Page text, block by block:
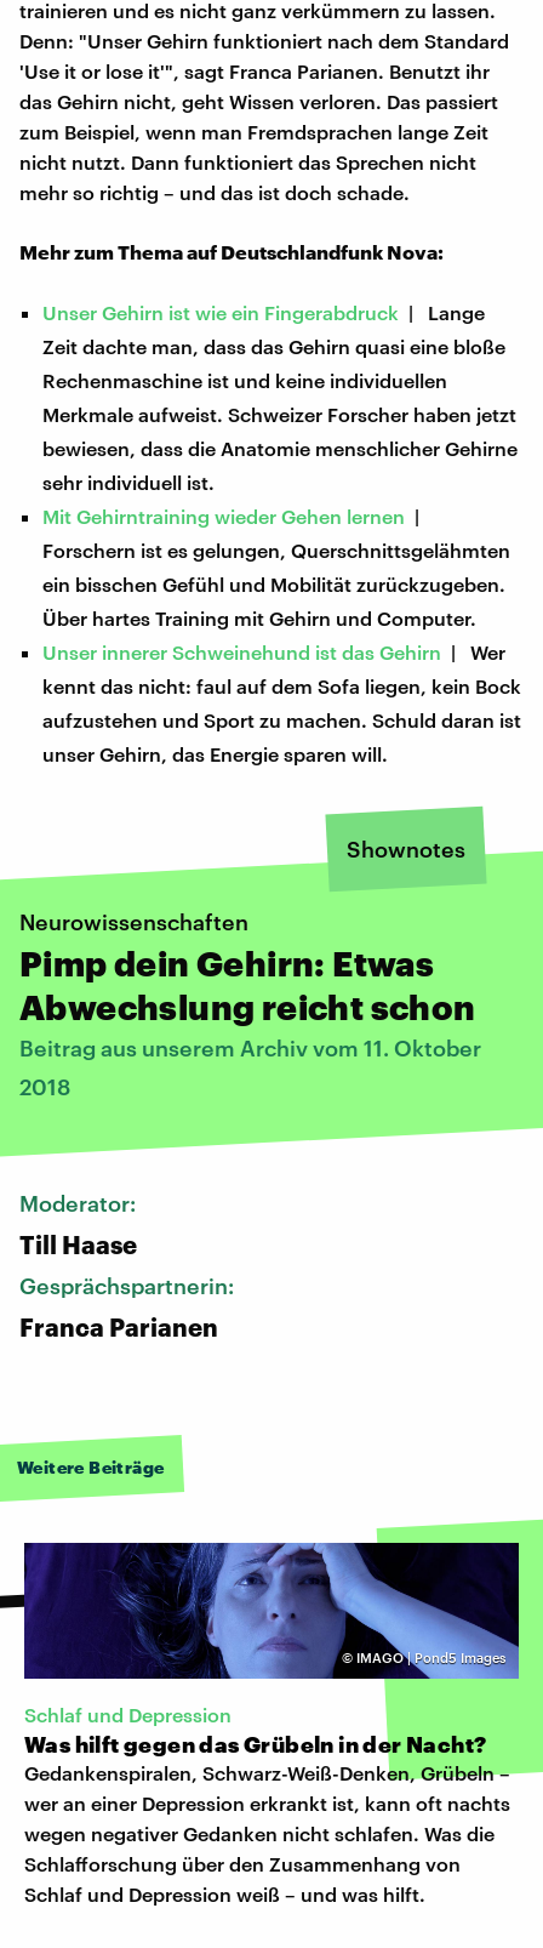
trainieren und es nicht ganz verkümmern zu lassen.
Denn: "Unser Gehirn funktioniert nach dem Standard
'Use it or lose it'", sagt Franca Parianen. Benutzt ihr
das Gehirn nicht, geht Wissen verloren. Das passiert
zum Beispiel, wenn man Fremdsprachen lange Zeit
nicht nutzt. Dann funktioniert das Sprechen nicht
mehr so richtig – und das ist doch schade.
Mehr zum Thema auf Deutschlandfunk Nova:
Unser Gehirn ist wie ein Fingerabdruck | Lange
Zeit dachte man, dass das Gehirn quasi eine bloße
Rechenmaschine ist und keine individuellen
Merkmale aufweist. Schweizer Forscher haben jetzt
bewiesen, dass die Anatomie menschlicher Gehirne
sehr individuell ist.
Mit Gehirntraining wieder Gehen lernen |
Forschern ist es gelungen, Querschnittsgelähmten
ein bisschen Gefühl und Mobilität zurückzugeben.
Über hartes Training mit Gehirn und Computer.
Unser innerer Schweinehund ist das Gehirn | Wer
kennt das nicht: faul auf dem Sofa liegen, kein Bock
aufzustehen und Sport zu machen. Schuld daran ist
unser Gehirn, das Energie sparen will.
Shownotes
Neurowissenschaften
Pimp dein Gehirn: Etwas
Abwechslung reicht schon
Beitrag aus unserem Archiv vom 11. Oktober
2018
Moderator:
Till Haase
Gesprächspartnerin:
Franca Parianen
Weitere Beiträge
© IMAGO | Pond5 Images
Schlaf und Depression
Was hilft gegen das Grübeln in der Nacht?
Gedankenspiralen, Schwarz-Weiß-Denken, Grübeln –
wer an einer Depression erkrankt ist, kann oft nachts
wegen negativer Gedanken nicht schlafen. Was die
Schlafforschung über den Zusammenhang von
Schlaf und Depression weiß – und was hilft.